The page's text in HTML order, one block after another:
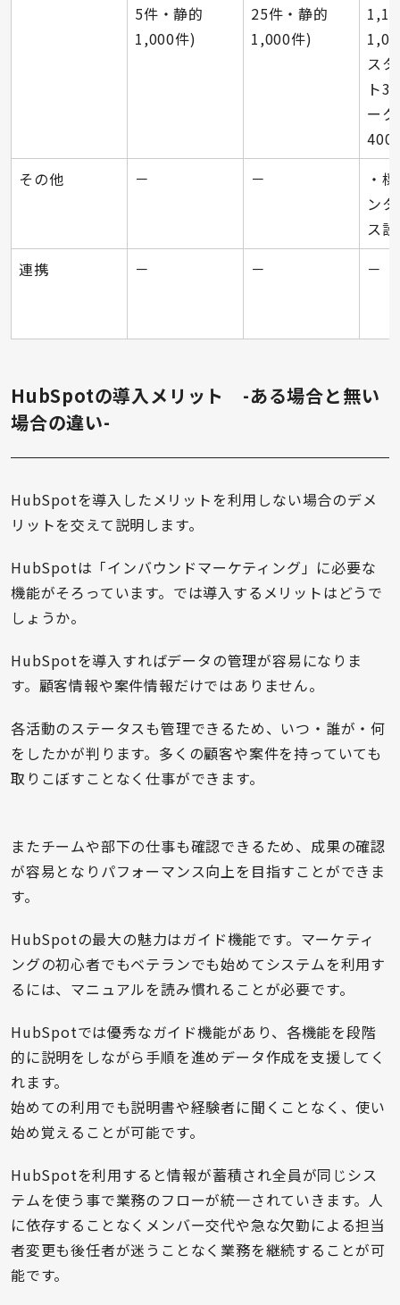
5件・静的
1,000件)
25件・静的
1,000件)
ス
ト
ー
400
その他
－ －
・
ン
ス
連携
－ － －
HubSpotの導入メリット -ある場合と無い
場合の違い-
HubSpotを導入したメリットを利用しない場合のデメ
リットを交えて説明します。
HubSpotは「インバウンドマーケティング」に必要な
機能がそろっています。では導入するメリットはどうで
しょうか。
HubSpotを導入すればデータの管理が容易になりま
す。顧客情報や案件情報だけではありません。
各活動のステータスも管理できるため、いつ・誰が・何
をしたかが判ります。多くの顧客や案件を持っていても
取りこぼすことなく仕事ができます。
またチームや部下の仕事も確認できるため、成果の確認
が容易となりパフォーマンス向上を目指すことができま
す。
HubSpotの最大の魅力はガイド機能です。マーケティ
ングの初心者でもベテランでも始めてシステムを利用す
るには、マニュアルを読み慣れることが必要です。
HubSpotでは優秀なガイド機能があり、各機能を段階
的に説明をしながら手順を進めデータ作成を支援してく
れます。
始めての利用でも説明書や経験者に聞くことなく、使い
始め覚えることが可能です。
HubSpotを利用すると情報が蓄積され全員が同じシス
テムを使う事で業務のフローが統一されていきます。人
に依存することなくメンバー交代や急な欠勤による担当
者変更も後任者が迷うことなく業務を継続することが可
能です。